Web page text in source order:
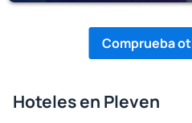
Comprueba
Hoteles en Pleven